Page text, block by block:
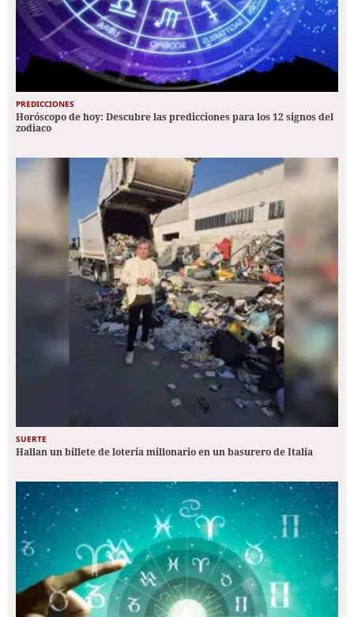
PREDICCIONES
Horóscopo de hoy: Descubre las predicciones para los 12 signos del
zodiaco
SUERTE
Hallan un billete de lotería millonario en un basurero de Italia